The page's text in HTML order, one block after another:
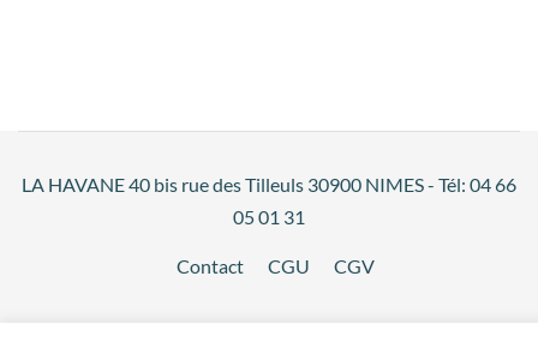
LA HAVANE 40 bis rue des Tilleuls 30900 NIMES - Tél: 04 66
05 01 31
Contact CGU CGV